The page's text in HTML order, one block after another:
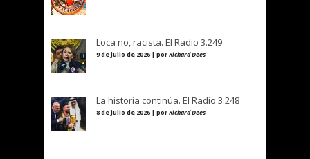
Loca no, racista. El Radio 3.249
9 de julio de 2026 | porRichard Dees
La historia continúa. El Radio 3.248
8 de julio de 2026 | porRichard Dees